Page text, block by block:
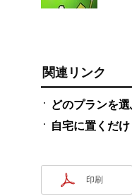
関連リンク
どのプランを
自宅に置くだ
印刷